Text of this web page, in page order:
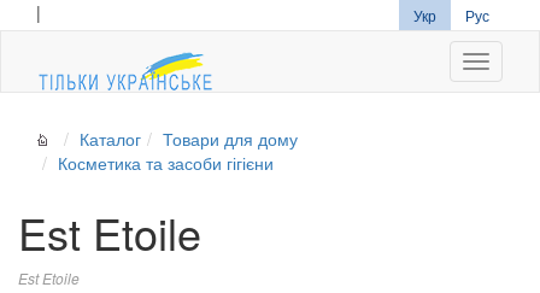
| Укр Рус
Каталог
Товари для дому
Косметика та засоби гігієни
Est Etoile
Est Etoile